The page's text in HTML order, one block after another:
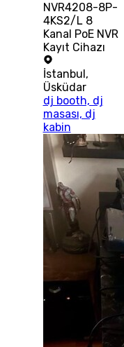
NVR4208-8P-
4KS2/L 8
Kanal PoE NVR
Kayıt Cihazı
İstanbul,
Üsküdar
dj booth, dj
masası, dj
kabin